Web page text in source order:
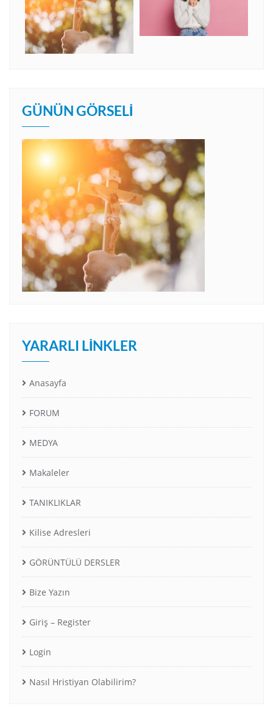
GÜNÜN GÖRSELI
YARARLI LINKLER
Anasayfa
FORUM
MEDYA
Makaleler
TANIKLIKLAR
Kilise Adresleri
GÖRÜNTÜLÜ DERSLER
Bize Yazın
Giriş – Register
Login
Nasıl Hristiyan Olabilirim?